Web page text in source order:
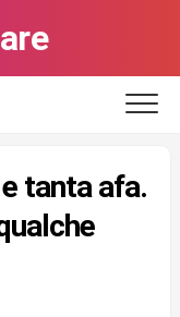
tanta afa.